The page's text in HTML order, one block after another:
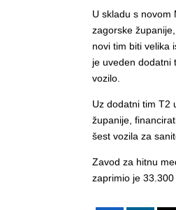
U skladu s novom
zagorske
novi tim biti velika
je uveden dodatni
vozilo.
Uz dodatni tim T2
županije,
šest vozila za
Zavod za hitnu
zaprimio je